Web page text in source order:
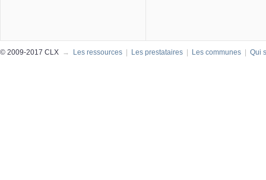
© 2009-2017 CLX → Les ressources | Les prestataires | Les communes | Qui